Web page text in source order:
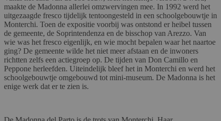
maakte de Madonna allerlei omzwervingen mee. In 1992 werd het
uitgezaagde fresco tijdelijk tentoongesteld in een schoolgebouwtje in
Monterchi. Toen de expositie voorbij was ontstond er heibel tussen
de gemeente, de Soprintendenza en de bisschop van Arezzo. Van
wie was het fresco eigenlijk, en wie mocht bepalen waar het naartoe
ging? De gemeente wilde het niet meer afstaan en de inwoners
richtten zelfs een actiegroep op. De tijden van Don Camillo en
Peppone herleefden. Uiteindelijk bleef het in Monterchi en werd het
schoolgebouwtje omgebouwd tot mini-museum. De Madonna is het
enige werk dat er te zien is.